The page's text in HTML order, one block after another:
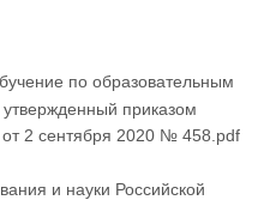
по образовательным
приказом
2 сентября 2020 № 458.pdf
и науки Российской